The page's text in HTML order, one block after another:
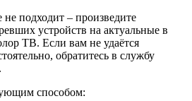
подходит – произведите
устройств на актуальные в
ТВ. Если вам не удаётся
обратитесь в службу
способом: